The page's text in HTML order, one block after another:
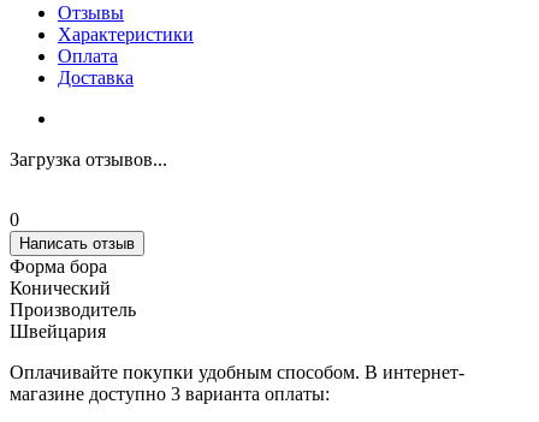
Отзывы
Характеристики
Оплата
Доставка
Загрузка отзывов...
0
Написать отзыв
Форма бора
Конический
Производитель
Швейцария
Оплачивайте покупки удобным способом. В интернет-
магазине доступно 3 варианта оплаты: